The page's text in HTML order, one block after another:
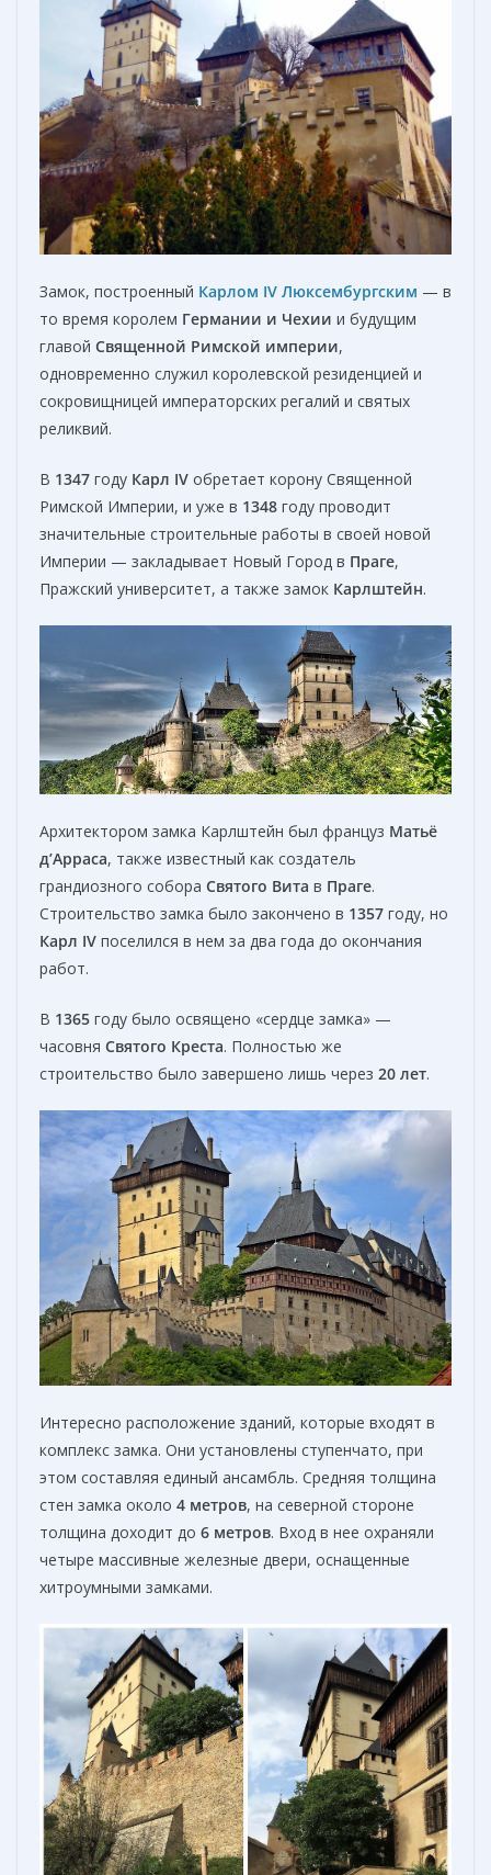
Замок, построенный Карлом IV Люксембургским — в
то время королем Германии и Чехии и будущим
главой Священной Римской империи,
одновременно служил королевской резиденцией и
сокровищницей императорских регалий и святых
реликвий.
В 1347 году Карл IV обретает корону Священной
Римской Империи, и уже в 1348 году проводит
значительные строительные работы в своей новой
Империи — закладывает Новый Город в Праге,
Пражский университет, а также замок Карлштейн.
Архитектором замка Карлштейн был француз Матьё
д’Арраса, также известный как создатель
грандиозного собора Святого Вита в Праге.
Строительство замка было закончено в 1357 году, но
Карл IV поселился в нем за два года до окончания
работ.
В 1365 году было освящено «сердце замка» —
часовня Святого Креста. Полностью же
строительство было завершено лишь через 20 лет.
Интересно расположение зданий, которые входят в
комплекс замка. Они установлены ступенчато, при
этом составляя единый ансамбль. Средняя толщина
стен замка около 4 метров, на северной стороне
толщина доходит до 6 метров. Вход в нее охраняли
четыре массивные железные двери, оснащенные
хитроумными замками.